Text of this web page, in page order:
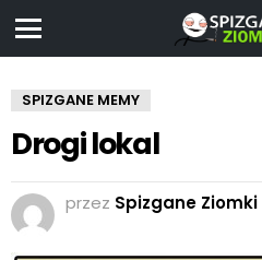
SPIZGANE MEMY
Drogi lokal
przez Spizgane Ziomki